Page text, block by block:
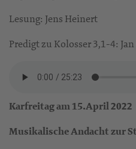
Lesung: Jens Heinert
Predigt zu Kolosser 3,1-4:
Karfreitag am 15.April 2022
Musikalische Andacht zur